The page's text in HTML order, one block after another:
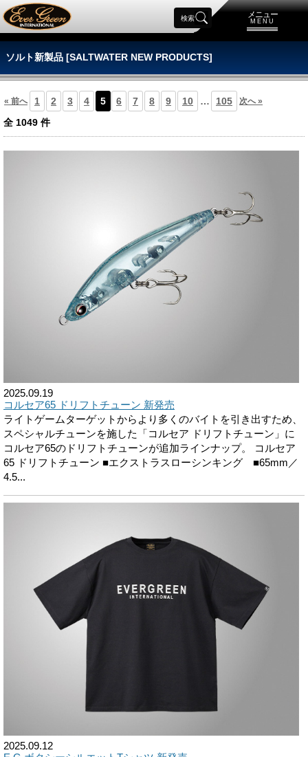
メニュー
MENU
検索
ソルト新製品 [SALTWATER NEW PRODUCTS]
« 前へ 1 2 3 4 5 6 7 8 9 10 … 105 次へ »
全 1049 件
2025.09.19
コルセア65 ドリフトチューン 新発売
ライトゲームターゲットからより多くのバイトを引き出すため、
スペシャルチューンを施した「コルセア ドリフトチューン」に
コルセア65のドリフトチューンが追加ラインナップ。 コルセア
65 ドリフトチューン ■エクストラスローシンキング ■65mm／
4.5...
2025.09.12